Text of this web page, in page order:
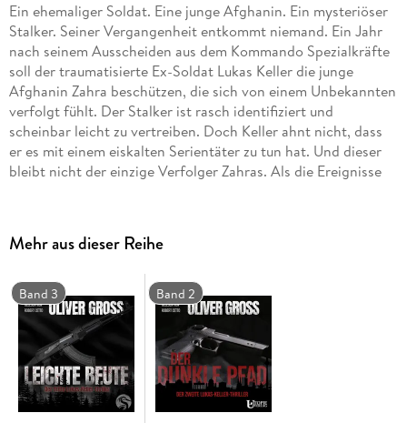
Ein ehemaliger Soldat. Eine junge Afghanin. Ein mysteriöser
Stalker. Seiner Vergangenheit entkommt niemand. Ein Jahr
nach seinem Ausscheiden aus dem Kommando Spezialkräfte
soll der traumatisierte Ex-Soldat Lukas Keller die junge
Afghanin Zahra beschützen, die sich von einem Unbekannten
verfolgt fühlt. Der Stalker ist rasch identifiziert und
scheinbar leicht zu vertreiben. Doch Keller ahnt nicht, dass
er es mit einem eiskalten Serientäter zu tun hat. Und dieser
bleibt nicht der einzige Verfolger Zahras. Als die Ereignisse
nicht nur Zahra, sondern auch ihn selbst vernichten könnten.
Mehr aus dieser Reihe
Band 3 Band 2